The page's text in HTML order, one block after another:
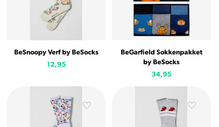
BeSnoopy Verf by BeSocks
12,95
BeGarfield Sokkenpakket
by BeSocks
34,95